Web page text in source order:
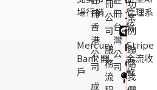
場行銷
管理系
統
Mercury
Bank 開
戶
Stripe
金流收
款
冊
香
港
公
司
冊
台
灣
公
司
成
冊
公
司
功
案
例
服
務
流
聯
絡
我
191
Line
ID：
@119m
台